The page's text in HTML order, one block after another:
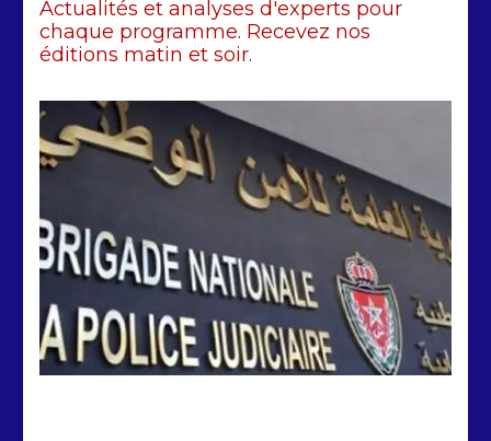
2 min 228
Arrestation d’un ressortissant
sénégalais au Maroc : mandat
international en cause
2 min 207
Actualités et analyses d'experts pour
chaque programme. Recevez nos
éditions matin et soir.